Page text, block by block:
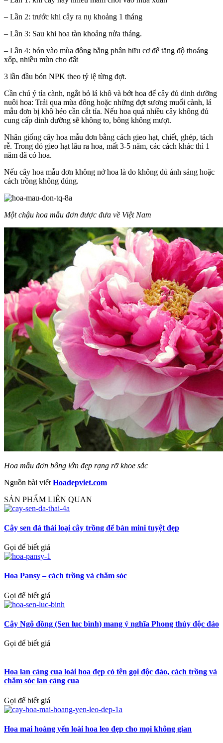
– Lần 2: trước khi cây ra nụ khoảng 1 tháng
– Lần 3: Sau khi hoa tàn khoảng nửa tháng.
– Lần 4: bón vào mùa đông bằng phân hữu cơ để tăng độ thoáng
xốp, nhiều mùn cho đất
3 lần đầu bón NPK theo tỷ lệ từng đợt.
Cần chú ý tỉa cành, ngắt bỏ lá khô và bớt hoa để cây đủ dinh dưỡng
nuôi hoa: Trải qua mùa đông hoặc những đợt sương muối cành, lá
mẫu đơn bị khô héo cần cắt tỉa. Nếu hoa quá nhiều cây không đủ
cung cấp dinh dưỡng sẽ không to, bông không mượt.
Nhân giống cây hoa mẫu đơn bằng cách gieo hạt, chiết, ghép, tách
rễ. Trong đó gieo hạt lâu ra hoa, mất 3-5 năm, các cách khác thì 1
năm đã có hoa.
Nếu cây hoa mẫu đơn không nở hoa là do không đủ ánh sáng hoặc
cách trồng không đúng.
Một chậu hoa mẫu đơn được đưa về Việt Nam
Hoa mẫu đơn bông lớn đẹp rạng rỡ khoe sắc
Nguồn bài viết Hoadepviet.com
SẢN PHẨM LIÊN QUAN
Cây sen đá thái loại cây trồng để bàn mini tuyệt đẹp
Gọi để biết giá
Hoa Pansy – cách trồng và chăm sóc
Gọi để biết giá
Cây Ngô đồng (Sen lục bình) mang ý nghĩa Phong thủy độc đáo
Gọi để biết giá
Hoa lan càng cua loài hoa đẹp có tên gọi độc đáo, cách trồng và
chăm sóc lan càng cua
Gọi để biết giá
Hoa mai hoàng yến loài hoa leo đẹp cho mọi không gian